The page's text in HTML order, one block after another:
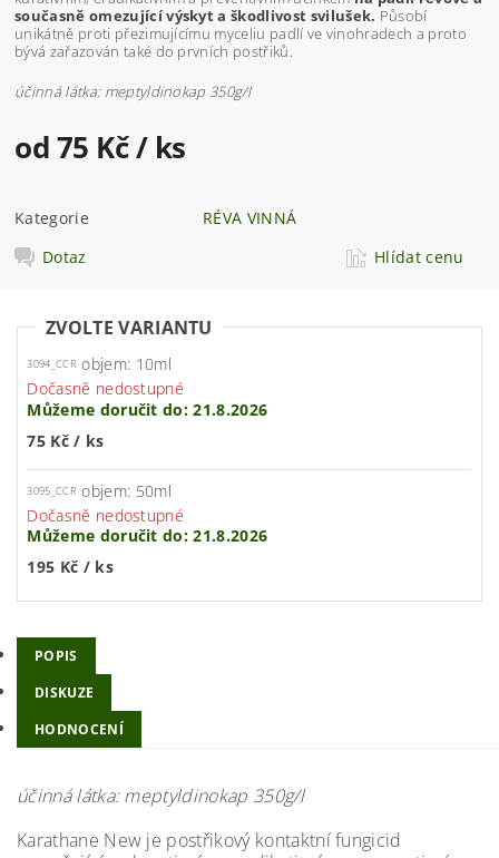
současně omezující výskyt a škodlivost svilušek. Působí
unikátně proti přezimujícímu myceliu padlí ve vinohradech a proto
bývá zařazován také do prvních postřiků.
účinná látka: meptyldinokap 350g/l
od 75 Kč/ ks
Kategorie
RÉVA VINNÁ
Dotaz
Hlídat cenu
ZVOLTE VARIANTU
3094_CCR objem: 10ml
Dočasně nedostupné
Můžeme doručit do: 21.8.2026
75 Kč/ ks
3095_CCR objem: 50ml
Dočasně nedostupné
Můžeme doručit do: 21.8.2026
195 Kč / ks
POPIS
DISKUZE
HODNOCENÍ
účinná látka: meptyldinokap 350g/l
Karathane New je postřikový kontaktní fungicid